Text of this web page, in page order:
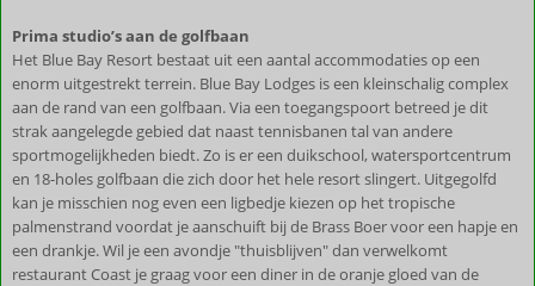
Prima studio’s aan de golfbaan
Het Blue Bay Resort bestaat uit een aantal accommodaties op een
enorm uitgestrekt terrein. Blue Bay Lodges is een kleinschalig complex
aan de rand van een golfbaan. Via een toegangspoort betreed je dit
strak aangelegde gebied dat naast tennisbanen tal van andere
sportmogelijkheden biedt. Zo is er een duikschool, watersportcentrum
en 18-holes golfbaan die zich door het hele resort slingert. Uitgegolfd
kan je misschien nog even een ligbedje kiezen op het tropische
palmenstrand voordat je aanschuift bij de Brass Boer voor een hapje en
een drankje. Wil je een avondje "thuisblijven" dan verwelkomt
restaurant Coast je graag voor een diner in de oranje gloed van de